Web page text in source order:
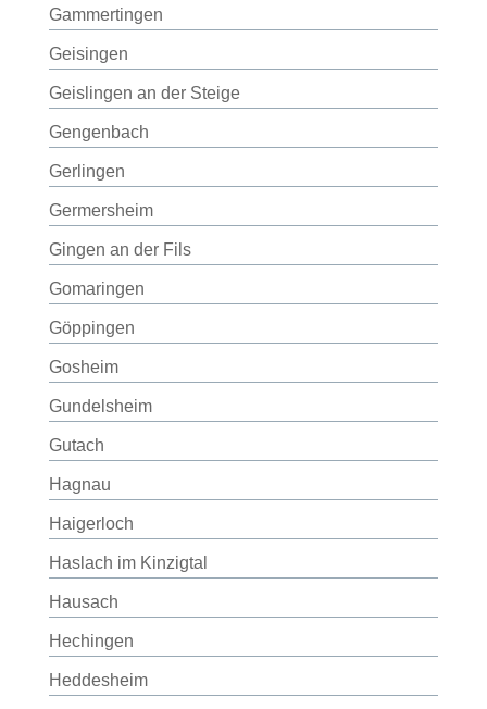
Gammertingen
Geisingen
Geislingen an der Steige
Gengenbach
Gerlingen
Germersheim
Gingen an der Fils
Gomaringen
Göppingen
Gosheim
Gundelsheim
Gutach
Hagnau
Haigerloch
Haslach im Kinzigtal
Hausach
Hechingen
Heddesheim